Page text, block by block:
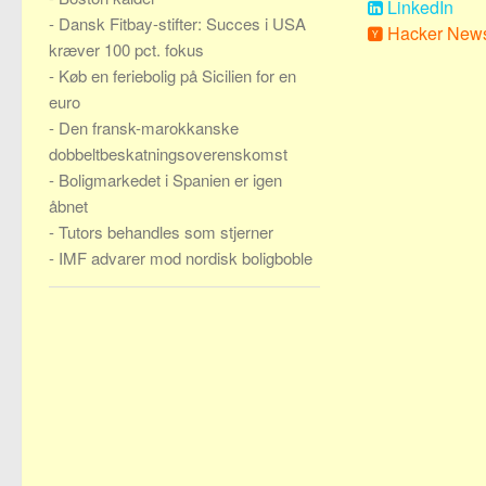
LinkedIn
Hacker
- Dansk Fitbay-stifter: Succes i USA
kræver 100 pct. fokus
- Køb en feriebolig på Sicilien for en
euro
- Den fransk-marokkanske
dobbeltbeskatningsoverenskomst
- Boligmarkedet i Spanien er igen
åbnet
-Tutors behandles som stjerner
- IMF advarer mod nordisk boligboble